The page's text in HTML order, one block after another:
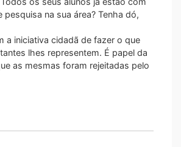
na sua área? Tenha dó,
a iniciativa cidadã de fazer o que
lhes representem. É papel da
as mesmas foram rejeitadas pelo